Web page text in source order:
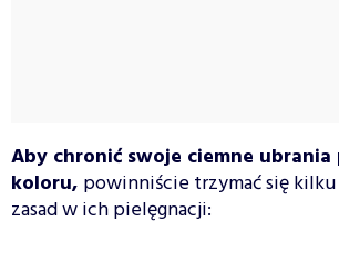
Aby chronić swoje ciemne
koloru, powinniście trzymać się
zasad w ich pielęgnacji: